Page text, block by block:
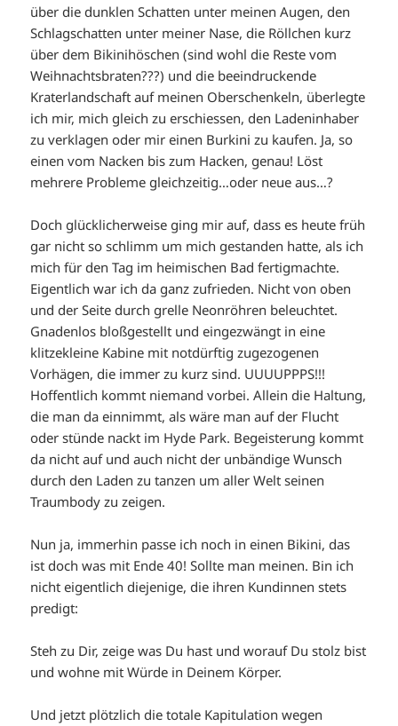
über die dunklen Schatten unter meinen Augen, den
Schlagschatten unter meiner Nase, die Röllchen kurz
über dem Bikinihöschen (sind wohl die Reste vom
Weihnachtsbraten???) und die beeindruckende
Kraterlandschaft auf meinen Oberschenkeln, überlegte
ich mir, mich gleich zu erschiessen, den Ladeninhaber
zu verklagen oder mir einen Burkini zu kaufen. Ja, so
einen vom Nacken bis zum Hacken, genau! Löst
mehrere Probleme gleichzeitig…oder neue aus…?
Doch glücklicherweise ging mir auf, dass es heute früh
gar nicht so schlimm um mich gestanden hatte, als ich
mich für den Tag im heimischen Bad fertigmachte.
Eigentlich war ich da ganz zufrieden. Nicht von oben
und der Seite durch grelle Neonröhren beleuchtet.
Gnadenlos bloßgestellt und eingezwängt in eine
klitzekleine Kabine mit notdürftig zugezogenen
Vorhägen, die immer zu kurz sind. UUUUPPPS!!!
Hoffentlich kommt niemand vorbei. Allein die Haltung,
die man da einnimmt, als wäre man auf der Flucht
oder stünde nackt im Hyde Park. Begeisterung kommt
da nicht auf und auch nicht der unbändige Wunsch
durch den Laden zu tanzen um aller Welt seinen
Traumbody zu zeigen.
Nun ja, immerhin passe ich noch in einen Bikini, das
ist doch was mit Ende 40! Sollte man meinen. Bin ich
nicht eigentlich diejenige, die ihren Kundinnen stets
predigt:
Steh zu Dir, zeige was Du hast und worauf Du stolz bist
und wohne mit Würde in Deinem Körper.
Und jetzt plötzlich die totale Kapitulation wegen